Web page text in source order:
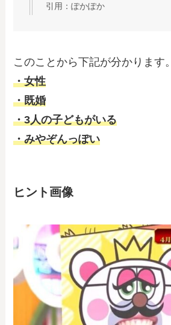
引用：ぽかぽか
このことから下記が分かります。
・女性
・既婚
・3人の子どもがいる
・みやぞんっぽい
ヒント画像